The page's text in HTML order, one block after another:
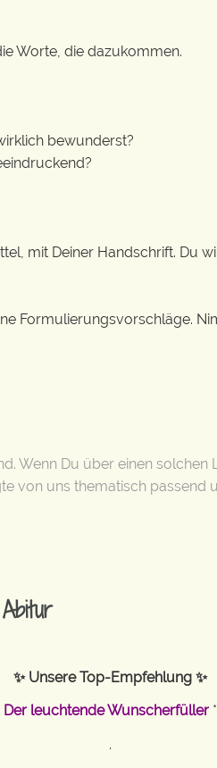
Worte, die dazukommen.
bewunderst?
mit Deiner Handschrift. Du
Formulierungsvorschläge.
Wenn Du über einen
von uns thematisch
✨ Unsere Top-Empfehlung ✨
Der leuchtende Wunscherfüller*
.